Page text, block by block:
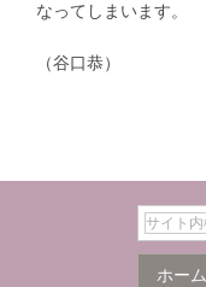
なってしまいます。
（谷口恭）
ホーム